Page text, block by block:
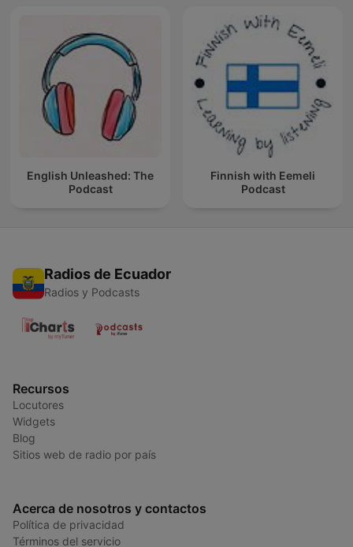
English Unleashed: The
Podcast
Finnish with Eemeli
Podcast
Radios de Ecuador
Radios y Podcasts
Recursos
Locutores
Widgets
Blog
Sitios web de radio por país
Acerca de nosotros y contactos
Política de privacidad
Términos del servicio